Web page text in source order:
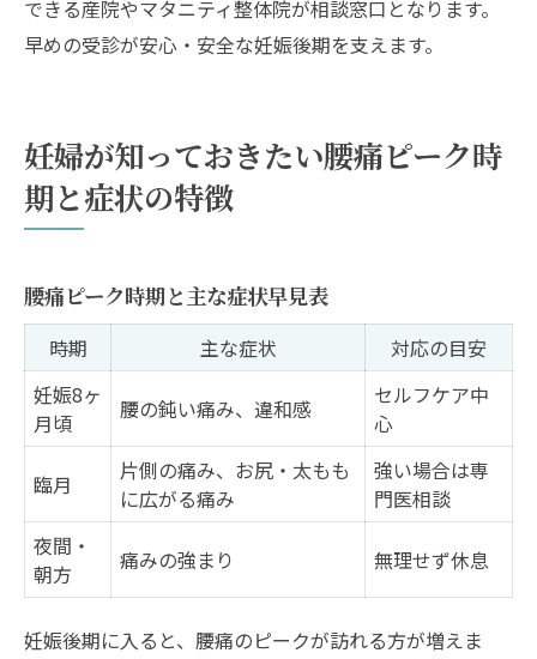
できる産院やマタニティ整体院が相談窓口となります。
早めの受診が安心・安全な妊娠後期を支えます。
妊婦が知っておきたい腰痛ピーク時
期と症状の特徴
腰痛ピーク時期と主な症状早見表
時期 主な症状
対応の目安
妊娠8ヶ
月頃
腰の鈍い痛み、違和感
セルフケア中
心
臨月
片側の痛み、お尻・太もも
に広がる痛み
強い場合は専
門医相談
夜間・
朝方
痛みの強まり 無理せず休息
妊娠後期に入ると、腰痛のピークが訪れる方が増えま